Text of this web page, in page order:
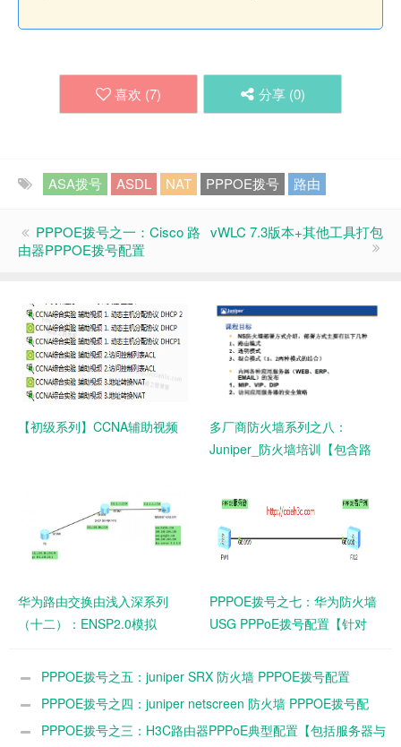
喜欢 (7) 分享 (0)
ASA拨号 ASDL NAT PPPOE拨号 路由
PPPOE拨号之一：Cisco 路
由器PPPOE拨号配置
vWLC 7.3版本+其他工具打包
【初级系列】CCNA辅助视频
多厂商防火墙系列之八：
Juniper_防火墙培训【包含路
华为路由交换由浅入深系列
（十二）：ENSP2.0模拟
PPPOE拨号之七：华为防火墙
USG PPPoE拨号配置【针对
务器】
PPPOE拨号之五：juniper SRX 防火墙 PPPOE拨号配置
PPPOE拨号之四：juniper netscreen 防火墙 PPPOE拨号配
置
PPPOE拨号之三：H3C路由器PPPoE典型配置【包括服务器与